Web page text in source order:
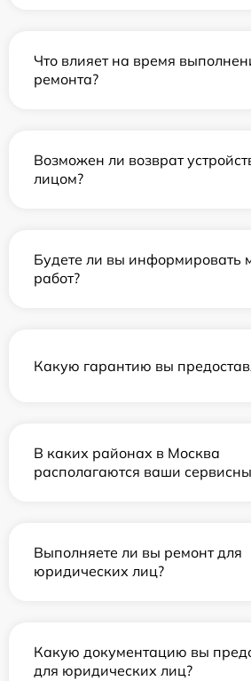
Что влияет на время
ремонта?
Возможен ли возврат
лицом?
Будете ли вы информировать
работ?
Какую гарантию вы
В каких районах в Москва
располагаются ваши
Выполняете ли вы ремонт для
юридических лиц?
Какую документацию вы
для юридических лиц?